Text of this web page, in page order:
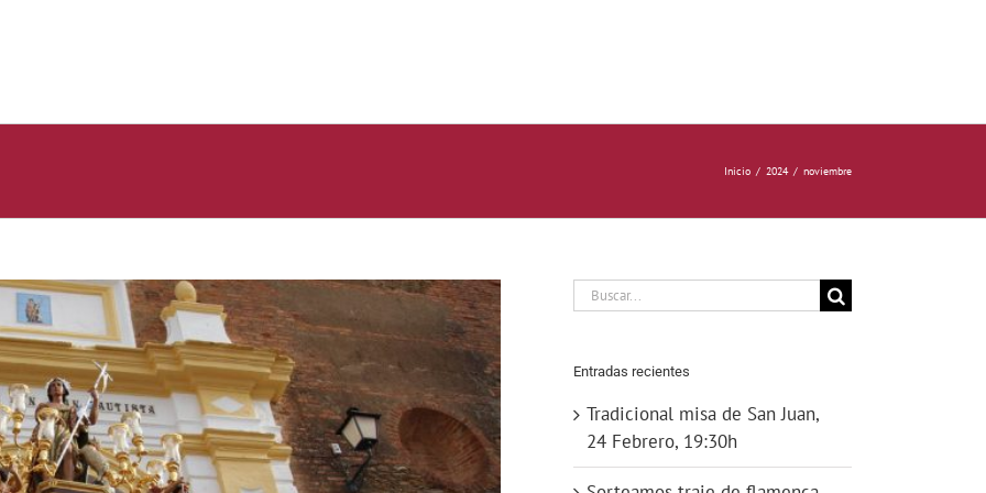
Inicio 2024 noviembre
Buscar:
Entradas recientes
Tradicional misa de San Juan,
24 Febrero, 19:30h